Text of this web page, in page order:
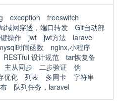
exception
freeswitch
域网穿透，端口转发
Git自动部
操作 jwt jwt方法
laravel
时间函数
nginx,小程序
RESTful 设计规范
tar恢复备
主从同步 二步验证
伪
优化 列表 多网卡
字符串
队列任务，laravel